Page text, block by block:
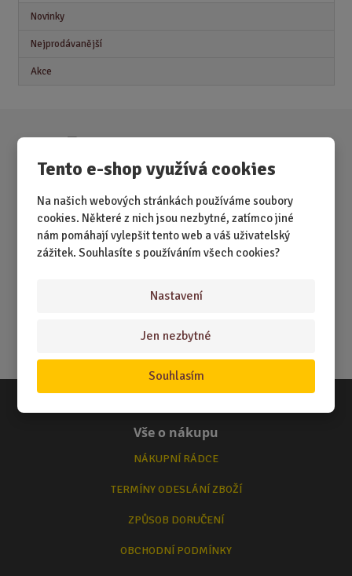
Tento e-shop využívá cookies
Na našich webových stránkách používáme soubory
cookies. Některé z nich jsou nezbytné, zatímco jiné
nám pomáhají vylepšit tento web a váš uživatelský
zážitek. Souhlasíte s používáním všech cookies?
Nastavení
Jen nezbytné
Souhlasím
Novinky
Nejprodávanější
Akce
Vše o nákupu
NÁKUPNÍ RÁDCE
TERMÍNY ODESLÁNÍ ZBOŽÍ
ZPŮSOB DORUČENÍ
OBCHODNÍ PODMÍNKY